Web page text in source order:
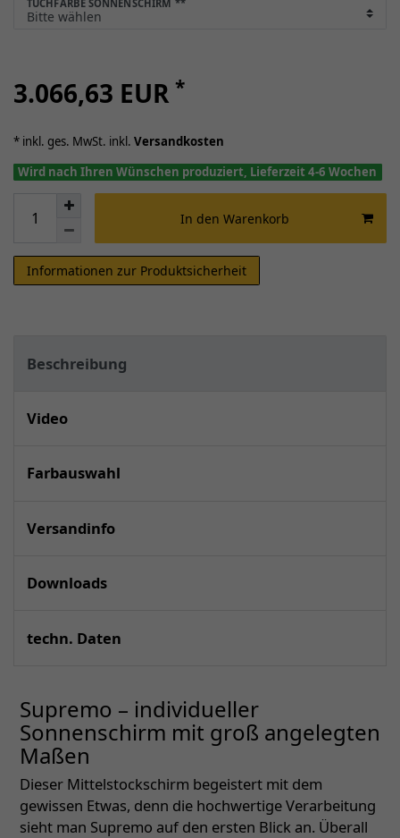
TUCHFARBE SONNENSCHIRM **
3.066,63 EUR *
* inkl. ges. MwSt. inkl. Versandkosten
Wird nach Ihren Wünschen produziert, Lieferzeit 4-6 Wochen
In den Warenkorb
Informationen zur Produktsicherheit
Beschreibung
Video
Farbauswahl
Versandinfo
Downloads
techn. Daten
Supremo – individueller
Sonnenschirm mit groß angelegten
Maßen
Dieser Mittelstockschirm begeistert mit dem
gewissen Etwas, denn die hochwertige Verarbeitung
sieht man Supremo auf den ersten Blick an. Überall